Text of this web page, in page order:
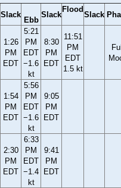
Slack
Ebb
Slack
Flood
Slack
1:26
PM
EDT
5:21
PM
EDT
−1.6
kt
8:30
PM
EDT
11:51
PM
EDT
1.5 kt
1:54
PM
EDT
5:56
PM
EDT
−1.6
kt
9:05
PM
EDT
2:30
PM
EDT
6:33
PM
EDT
−1.4
kt
9:41
PM
EDT